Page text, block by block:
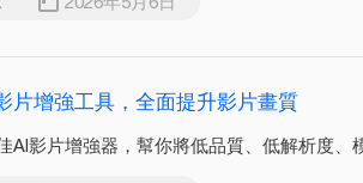
片增強工具，全面提升影片畫質
AI影片增強器，幫你將低品質、低解析度、